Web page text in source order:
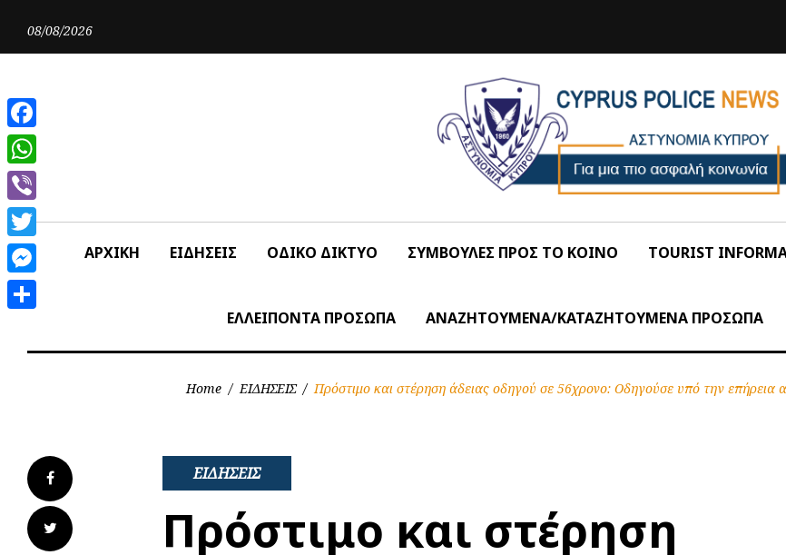
08/08/2026
ΑΡΧΙΚΗ ΕΙΔΗΣΕΙΣ ΟΔΙΚΟ ΔΙΚΤΥΟ ΣΥΜΒΟΥΛΕΣ ΠΡΟΣ ΤΟ ΚΟΙΝΟ TOURIST
ΕΛΛΕΙΠΟΝΤΑ ΠΡΟΣΩΠΑ ΑΝΑΖΗΤΟΥΜΕΝΑ/ΚΑΤΑΖΗΤΟΥΜΕΝΑ ΠΡΟΣΩΠΑ
Home / ΕΙΔΗΣΕΙΣ / Πρόστιμο και στέρηση άδειας οδηγού σε 56χρονο: Οδηγούσε υπό την επήρεια
Facebook
Twitter
ΕΙΔΗΣΕΙΣ
Πρόστιμο και στέρηση
Facebook
WhatsApp
Viber
Twitter
Messenger